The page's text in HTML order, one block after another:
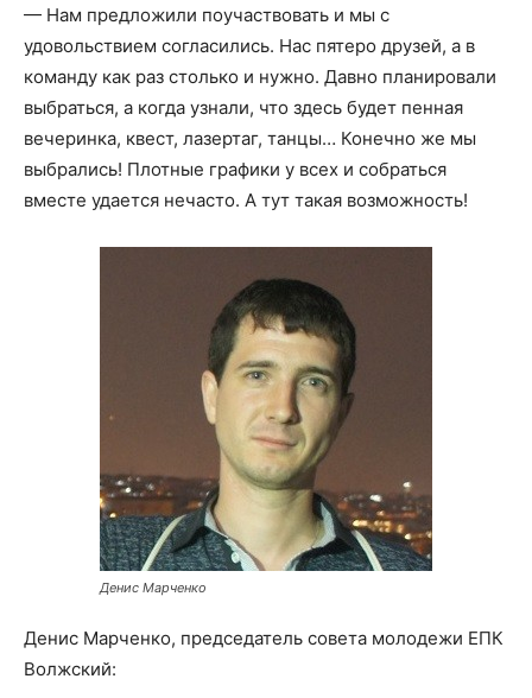
— Нам предложили поучаствовать и мы с
удовольствием согласились. Нас пятеро друзей, а в
команду как раз столько и нужно. Давно планировали
выбраться, а когда узнали, что здесь будет пенная
вечеринка, квест, лазертаг, танцы… Конечно же мы
выбрались! Плотные графики у всех и собраться
вместе удается нечасто. А тут такая возможность!
Денис Марченко
Денис Марченко, председатель совета молодежи ЕПК
Волжский: